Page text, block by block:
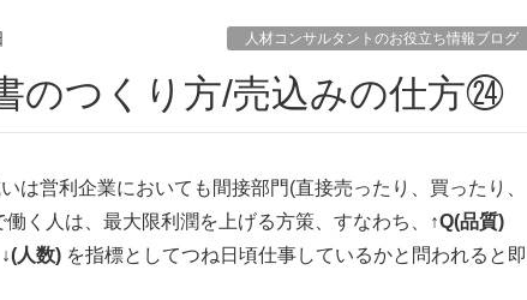
人材コンサルタントのお役立ち情報ブログ
のつくり方/売込みの仕方㉔
は営利企業においても間接部門(直接売ったり、買ったり、
く人は、最大限利潤を上げる方策、すなわち、
↑Q(品質)
人数) を指標としてつね日頃仕事しているかと問われると即